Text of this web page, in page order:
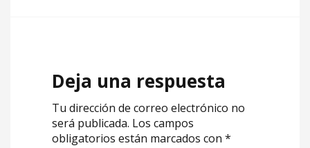
Deja una respuesta
Tu dirección de correo electrónico no
será publicada. Los campos
obligatorios están marcados con *